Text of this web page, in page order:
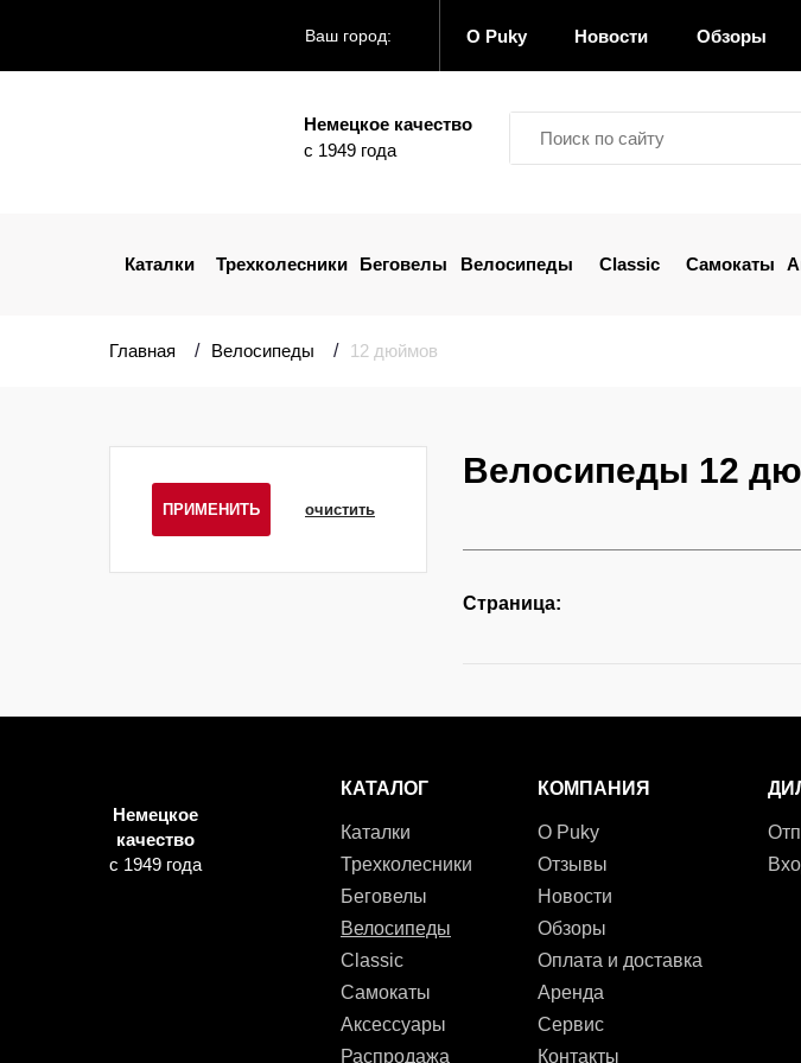
Ваш город: О Puky Новости Обзоры
Немецкое качество
с 1949 года
Каталки Трехколесники Беговелы Велосипеды Classic Самокаты
Главная Велосипеды 12 дюймов
ПРИМЕНИТЬ очистить
Велосипеды 12
Страница:
Немецкое
качество
с 1949 года
КАТАЛОГ
Каталки
Трехколесники
Беговелы
Велосипеды
Classic
Самокаты
Аксессуары
Распродажа
КОМПАНИЯ
О Puky
Отзывы
Новости
Обзоры
Оплата и доставка
Аренда
Сервис
Контакты